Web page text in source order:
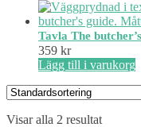
Tavla The
359 kr
Lägg till i varukorg
Visar alla 2 resultat